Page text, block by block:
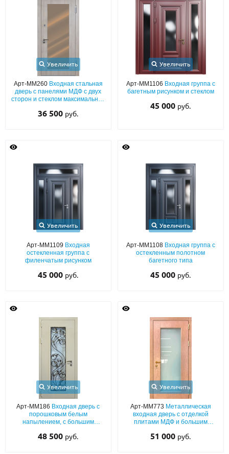
С реечным дизайном
ПО НАЗНАЧЕНИЮ
ПО ОСОБЕННОСТЯМ
ПО КОНСТРУКЦИИ
Популярные двери
Двери со скидкой
ДВЕРИ С ТЕРМОРАЗРЫВОМ
ГАЛЕРЕЯ
УСТАНОВКА
О НАС
Москве и МО
ПН-СБ - с 9:00 до 21:00, ВС - до 19:00
+7 (495) 411-44-41
INFO@META-M.RU
ЗАПРОСИТЬ РАСЧЕТ
Увеличить
Арт-ММ260 Входная стальная
дверь с панелями МДФ с двух
сторон и стеклом максимальной
36 500 руб.
Увеличить
Арт-ММ1106 Входная группа с
багетным рисунком и стеклом
45 000 руб.
Увеличить
Арт-ММ1109 Входная
остекленная группа с
филенчатым рисунком
45 000 руб.
Увеличить
Арт-ММ1108 Входная группа с
остекленным полотном
багетного типа
45 000 руб.
Увеличить
Арт-ММ186 Входная дверь с
порошковым белым
напылением, с большим
48 500 руб.
Увеличить
Арт-ММ773 Металлическая
входная дверь с отделкой
плитами МДФ и большим
51 000 руб.